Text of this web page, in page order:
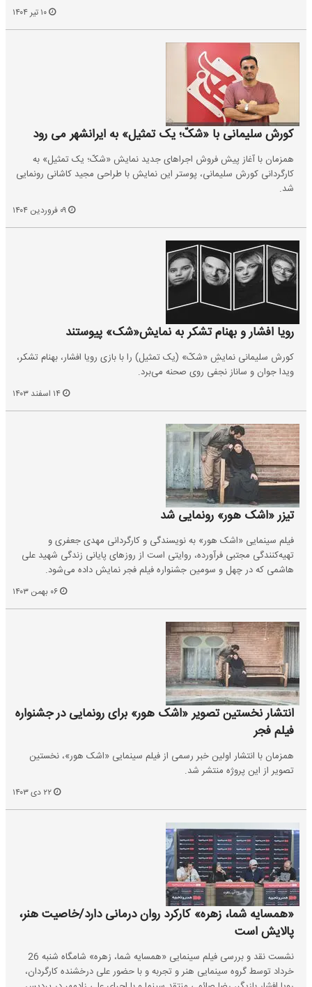
کورش سلیمانی با «شکّ؛ یک تمثیل» به ایرانشهر می رود
همزمان با آغاز پیش فروش اجراهای جدید نمایش «شکّ؛ یک تمثیل» به
کارگردانی کورش سلیمانی، پوستر این نمایش با طراحی مجید کاشانی رونمایی
شد.
رویا افشار و بهنام تشکر به نمایش«شک» پیوستند
کورش سلیمانی نمایشِ «شکّ» (یک تمثیل) را با بازی رویا افشار، بهنام تشکر،
ویدا جوان و ساناز نجفی روی صحنه می‌برد.
تیزر «اشک هور» رونمایی شد
فیلم سینمایی «اشک هور» به نویسندگی و کارگردانی مهدی جعفری و
تهیه‌کنندگی مجتبی فرآورده، روایتی است از روزهای پایانی زندگی شهید علی
هاشمی که در چهل و سومین جشنواره فیلم فجر نمایش داده می‌شود.
انتشار نخستین تصویر «اشک هور» برای رونمایی در جشنواره
فیلم فجر
همزمان با انتشار اولین خبر رسمی از فیلم سینمایی «اشک هور»، نخستین
تصویر از این پروژه منتشر شد.
«همسایه شما، زهره» کارکرد روان درمانی دارد/خاصیت هنر،
پالایش است
نشست نقد و بررسی فیلم سینمایی «همسایه شما، زهره» شامگاه شنبه 26
خرداد توسط گروه سینمایی هنر و تجربه و با حضور علی درخشنده کارگردان،